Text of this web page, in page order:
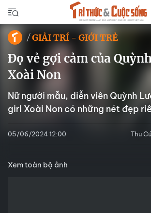
GIẢI TRÍ - GIỚI TRẺ
Đọ vẻ gợi cảm của
Xoài Non
Nữ người mẫu, diễn viên Quỳnh
girl Xoài Non có những nét đẹp
05/06/2024 12:00 Thu
Xem toàn bộ ảnh